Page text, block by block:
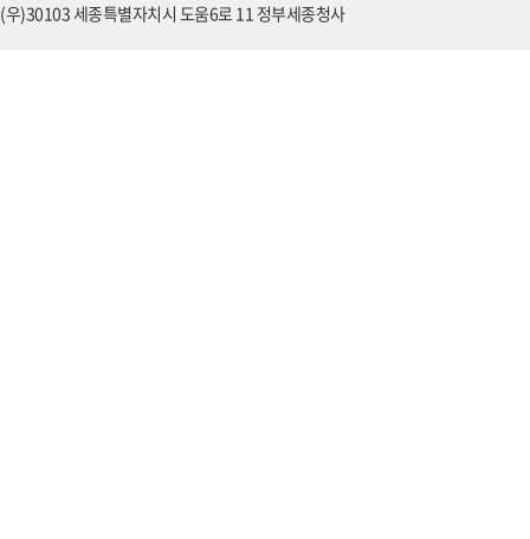
(우)30103 세종특별자치시 도움6로 11 정부세종청사